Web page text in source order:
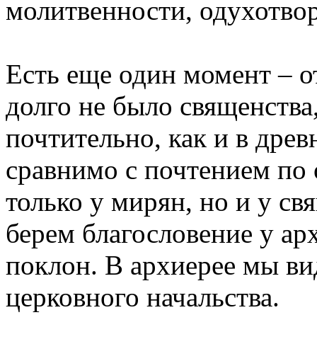
молитвенности,
Есть еще один момент –
долго не было
почтительно, как и в
сравнимо с почтением
только у мирян, но и у
берем благословение у
поклон. В архиерее мы
церковного начальства.